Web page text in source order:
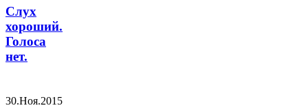
Слух
хороший.
Голоса
нет.
30.Ноя.2015